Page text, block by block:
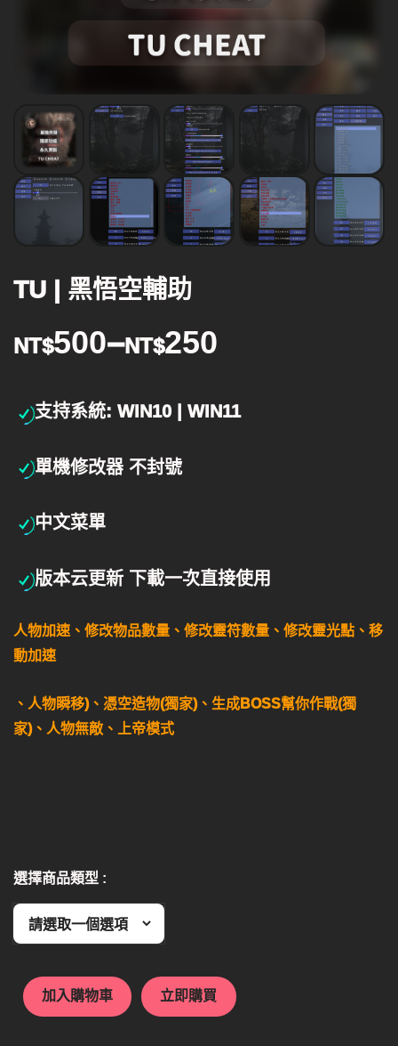
TU | 黑悟空輔助
NT$250
–
NT$500
支持系統: WIN10 | WIN11
單機修改器 不封號
中文菜單
版本云更新 下載一次直接使用
人物加速、修改物品數量、修改靈符數量、修改靈光點、移
動加速
、 人物瞬移)、憑空造物(獨家)、生成BOSS幫你作戰(獨
家)、人物無敵、上帝模式
選擇商品類型
加入購物車 立即購買